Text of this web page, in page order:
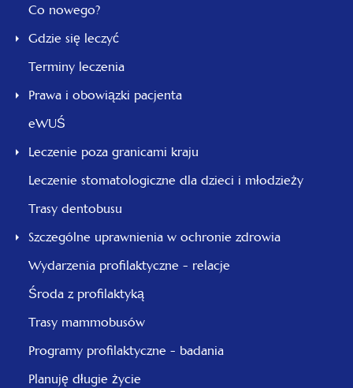
Co nowego?
Gdzie się leczyć
Terminy leczenia
Prawa i obowiązki pacjenta
eWUŚ
Leczenie poza granicami kraju
Leczenie stomatologiczne dla dzieci i młodzieży
Trasy dentobusu
Szczególne uprawnienia w ochronie zdrowia
Wydarzenia profilaktyczne - relacje
Środa z profilaktyką
Trasy mammobusów
Programy profilaktyczne - badania
Planuję długie życie